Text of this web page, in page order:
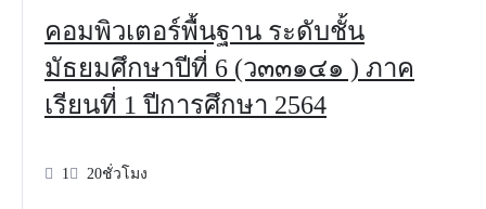
คอมพิวเตอร์พื้นฐาน ระดับชั้น
มัธยมศึกษาปีที่ 6 (ว๓๓๑๔๑ ) ภาค
เรียนที่ 1 ปีการศึกษา 2564
1 20ชั่วโมง